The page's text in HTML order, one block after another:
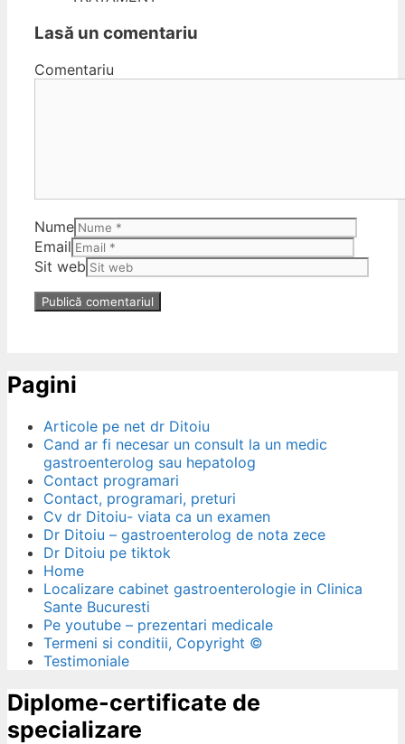
Lasă un comentariu
Comentariu
Nume
Email
Sit web
Pagini
Articole pe net dr Ditoiu
Cand ar fi necesar un consult la un medic
gastroenterolog sau hepatolog
Contact programari
Contact, programari, preturi
Cv dr Ditoiu- viata ca un examen
Dr Ditoiu – gastroenterolog de nota zece
Dr Ditoiu pe tiktok
Home
Localizare cabinet gastroenterologie in Clinica
Sante Bucuresti
Pe youtube – prezentari medicale
Termeni si conditii, Copyright ©
Testimoniale
Diplome-certificate de
specializare